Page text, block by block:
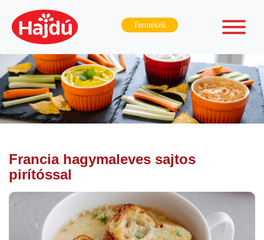
Termékek
Francia hagymaleves sajtos
pirítóssal